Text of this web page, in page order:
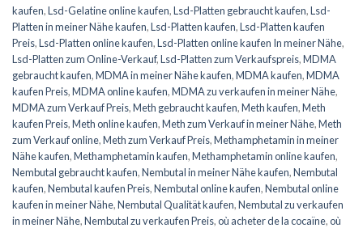
kaufen,Lsd-Gelatine online kaufen,Lsd-Platten gebraucht kaufen,Lsd-
Platten in meiner Nähe kaufen,Lsd-Platten kaufen,Lsd-Platten kaufen
Preis,Lsd-Platten online kaufen,Lsd-Platten online kaufen In meiner Nähe,
Lsd-Platten zum Online-Verkauf,Lsd-Platten zum Verkaufspreis,MDMA
gebraucht kaufen,MDMA in meiner Nähe kaufen,MDMA kaufen,MDMA
kaufen Preis,MDMA online kaufen,MDMA zu verkaufen in meiner Nähe,
MDMA zum Verkauf Preis,Meth gebraucht kaufen,Meth kaufen,Meth
kaufen Preis,Meth online kaufen,Meth zum Verkauf in meiner Nähe,Meth
zum Verkauf online,Meth zum Verkauf Preis,Methamphetamin in meiner
Nähe kaufen,Methamphetamin kaufen,Methamphetamin online kaufen,
Nembutal gebraucht kaufen,Nembutal in meiner Nähe kaufen,Nembutal
kaufen,Nembutal kaufen Preis,Nembutal online kaufen,Nembutal online
kaufen in meiner Nähe,Nembutal Qualität kaufen,Nembutal zu verkaufen
in meiner Nähe,Nembutal zu verkaufen Preis,où acheter de la cocaïne,où